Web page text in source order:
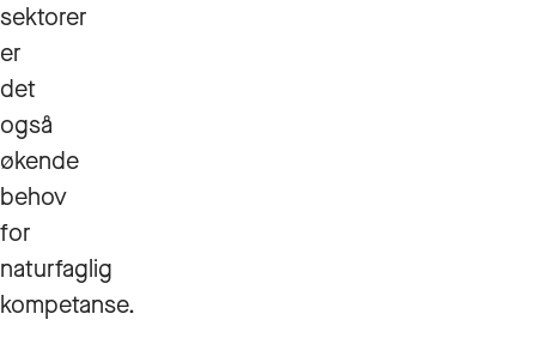
sektorer
er
det
også
økende
behov
for
naturfaglig
kompetanse.